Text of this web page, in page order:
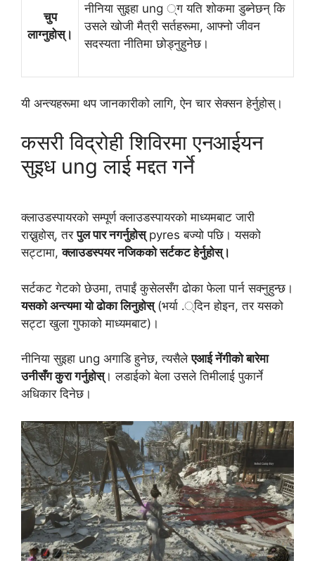
चुप
लाग्नुहोस्।
नीनिया सुइहा ung ्ग यति शोकमा डुब्नेछन् कि
उसले खोजी मैत्री सर्तहरूमा, आफ्नो जीवन
सदस्यता नीतिमा छोड्नुहुनेछ।
यी अन्त्यहरूमा थप जानकारीको लागि, ऐन चार सेक्सन हेर्नुहोस्।
कसरी विद्रोही शिविरमा एनआईयन
सुइध ung लाई मद्दत गर्ने
क्लाउडस्पायरको सम्पूर्ण क्लाउडस्पायरको माध्यमबाट जारी
राख्नुहोस्, तरपुल पार नगर्नुहोस्pyres बज्यो पछि। यसको
सट्टामा,क्लाउडस्पयर नजिकको सर्टकट हेर्नुहोस्।
सर्टकट गेटको छेउमा, तपाईं कुसेलसँग ढोका फेला पार्न सक्नुहुन्छ।
यसको अन्त्यमा यो ढोका लिनुहोस्(भर्या .्दिन होइन, तर यसको
सट्टा खुला गुफाको माध्यमबाट)।
नीनिया सुइहा ung अगाडि हुनेछ, त्यसैलेएआई नेंगीको बारेमा
उनीसँग कुरा गर्नुहोस्। लडाईको बेला उसले तिमीलाई पुकार्ने
अधिकार दिनेछ।